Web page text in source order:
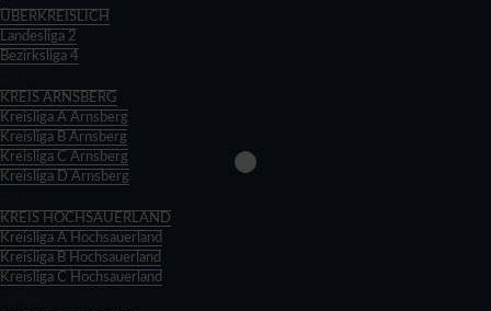
ÜBERKREISLICH
Landesliga 2
Bezirksliga 4
KREIS ARNSBERG
Kreisliga A Arnsberg
Kreisliga B Arnsberg
Kreisliga C Arnsberg
Kreisliga D Arnsberg
KREIS HOCHSAUERLAND
Kreisliga A Hochsauerland
Kreisliga B Hochsauerland
Kreisliga C Hochsauerland